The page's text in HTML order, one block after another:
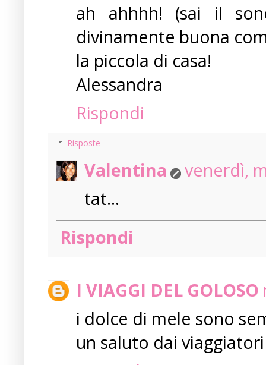
ah ahhhh! (sai il
divinamente buona
la piccola di casa!
Alessandra
Rispondi
Risposte
Valentina
venerdì,
tat...
Rispondi
I VIAGGI DEL GOLOSO
i dolce di mele sono
un saluto dai